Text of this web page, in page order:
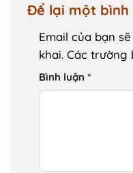
Để lại một bình
Email của bạn
khai. Các trường
Bình luận *